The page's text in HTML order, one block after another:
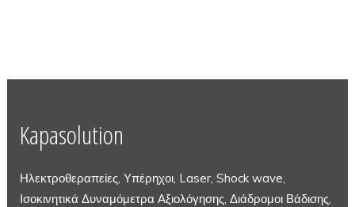
Kapasolution
Ηλεκτροθεραπείες, Υπέρηχοι, Laser, Shock wave,
Ισοκινητικά Δυναμόμετρα Αξιολόγησης, Διάδρομοι Βάδισης,